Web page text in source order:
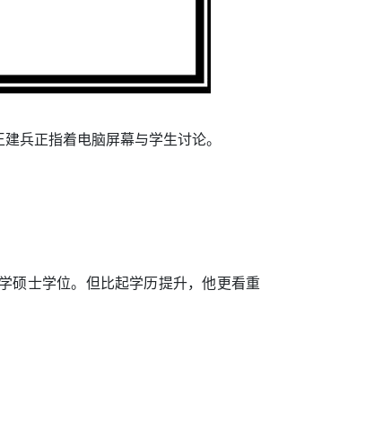
兵正指着电脑屏幕与学生讨论。
硕士学位。但比起学历提升，他更看重